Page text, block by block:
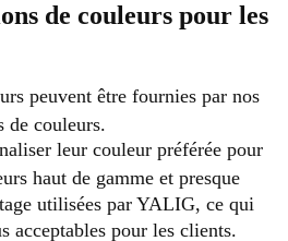
de couleurs pour les
peuvent être fournies par nos
de couleurs.
leur couleur préférée pour
haut de gamme et presque
utilisées par YALIG, ce qui
acceptables pour les clients.